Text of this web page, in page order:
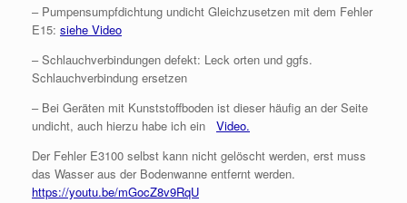
– Pumpensumpfdichtung undicht Gleichzusetzen mit dem Fehler
E15: siehe Video
– Schlauchverbindungen defekt: Leck orten und ggfs.
Schlauchverbindung ersetzen
– Bei Geräten mit Kunststoffboden ist dieser häufig an der Seite
undicht, auch hierzu habe ich ein Video.
Der Fehler E3100 selbst kann nicht gelöscht werden, erst muss
das Wasser aus der Bodenwanne entfernt werden.
https://youtu.be/mGocZ8v9RqU